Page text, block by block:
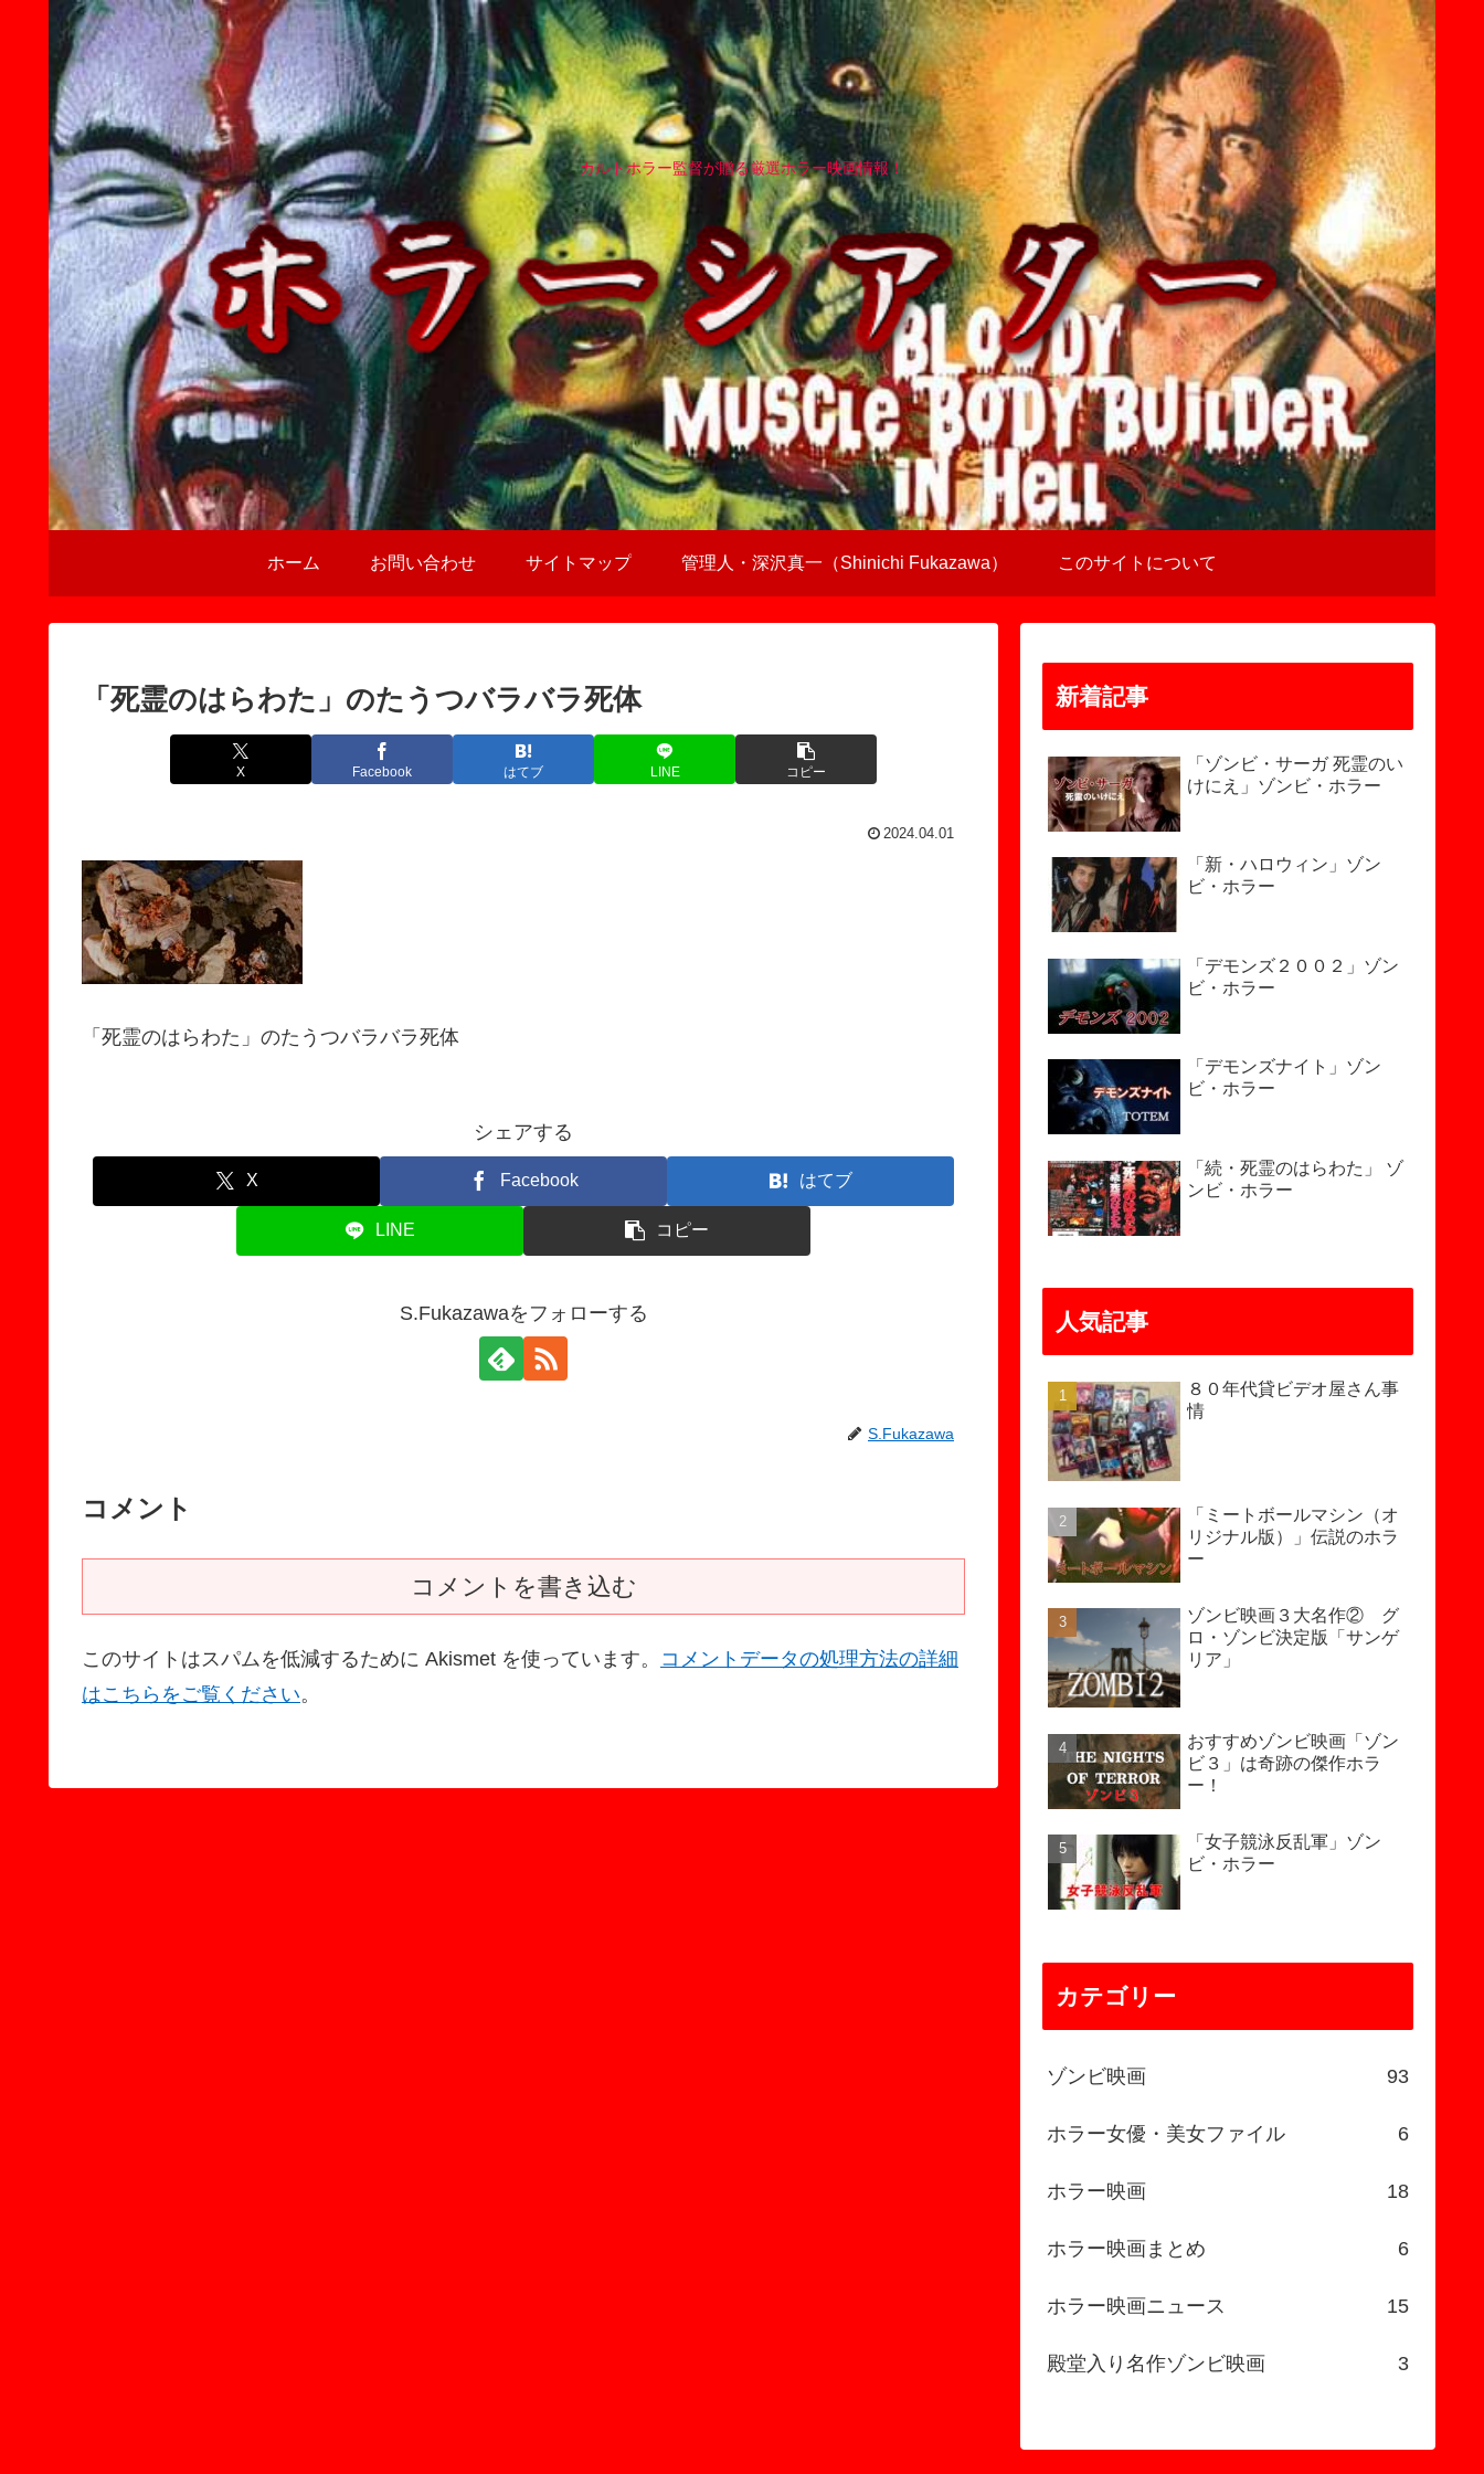
カルトホラー監督が贈る厳選ホラー映画情報！
ホーム お問い合わせ サイトマップ 管理人・深沢真一（Shinichi Fukazawa） このサイトについて
「死霊のはらわた」のたうつバラバラ死体
X Facebook はてブ LINE コピー
2024.04.01
「死霊のはらわた」のたうつバラバラ死体
シェアする
X Facebook はてブ
LINE コピー
S.Fukazawaをフォローする
S.Fukazawa
コメント
コメントを書き込む
このサイトはスパムを低減するために Akismet を使っています。 コメントデータの処理方法の詳細
はこちらをご覧ください。
新着記事
「ゾンビ・サーガ 死霊のい
けにえ」ゾンビ・ホラー
「新・ハロウィン」ゾン
ビ・ホラー
「デモンズ２００２」ゾン
ビ・ホラー
「デモンズナイト」ゾン
ビ・ホラー
「続・死霊のはらわた」 ゾ
ンビ・ホラー
人気記事
８０年代貸ビデオ屋さん事
情
「ミートボールマシン（オ
リジナル版）」伝説のホラ
ー
ゾンビ映画３大名作② グ
ロ・ゾンビ決定版「サンゲ
リア」
おすすめゾンビ映画「ゾン
ビ３」は奇跡の傑作ホラ
ー！
「女子競泳反乱軍」ゾン
ビ・ホラー
カテゴリー
ゾンビ映画 93
ホラー女優・美女ファイル 6
ホラー映画 18
ホラー映画まとめ 6
ホラー映画ニュース 15
殿堂入り名作ゾンビ映画 3